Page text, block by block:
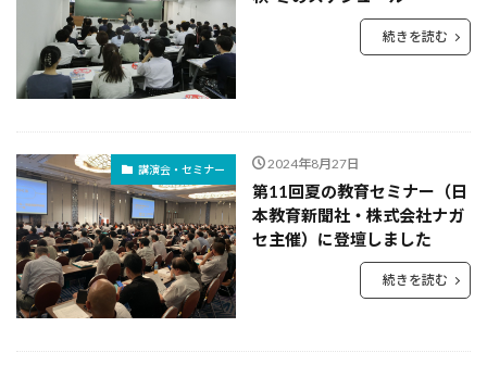
続きを読む
講演会・セミナー 2024年8月27日
第11回夏の教育セミナー（日
本教育新聞社・株式会社ナガ
セ主催）に登壇しました
続きを読む